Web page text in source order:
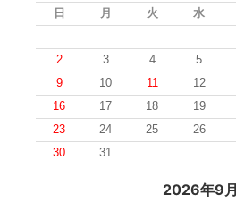
日 月 火 水
2
3 4 5
9
10 11 12
16
17 18 19
23
24 25 26
30
31
2026年9月